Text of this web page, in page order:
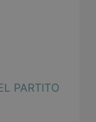
PARTITO